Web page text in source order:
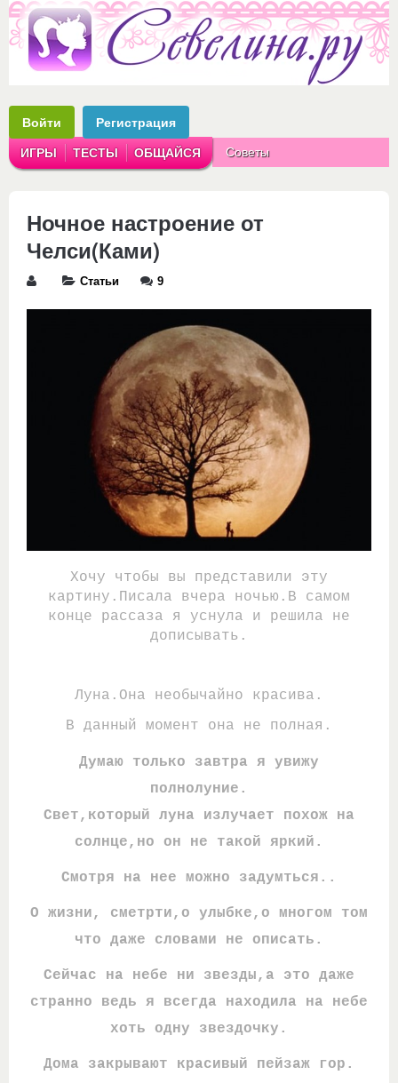
Войти Регистрация
ИГРЫ ТЕСТЫ ОБЩАЙСЯ Советы
Ночное настроение от
Челси(Ками)
Статьи 9
Хочу чтобы вы представили эту
картину.Писала вчера ночью.В самом
конце рассаза я уснула и решила не
дописывать.
Луна.Она необычайно красива.
В данный момент она не полная.
Думаю только завтра я увижу
полнолуние.
Свет,который луна излучает похож на
солнце,но он не такой яркий.
Смотря на нее можно задумться..
О жизни, сметрти,о улыбке,о многом том
что даже словами не описать.
Сейчас на небе ни звезды,а это даже
странно ведь я всегда находила на небе
хоть одну звездочку.
Дома закрывают красивый пейзаж гор.